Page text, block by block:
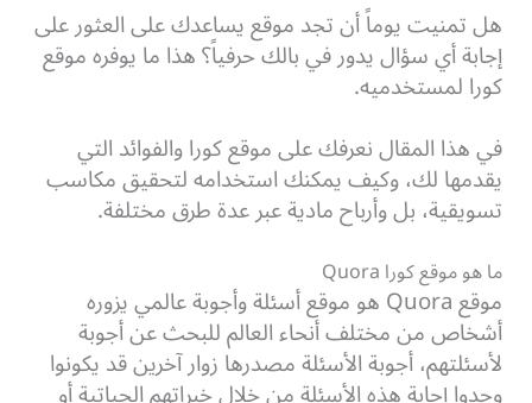
هل تمنيت يوماً أن تجد موقع يساعدك على العثور على
إجابة أي سؤال يدور في بالك حرفياً؟ هذا ما يوفره موقع
كورا لمستخدميه.
في هذا المقال نعرفك على موقع كورا والفوائد التي
يقدمها لك، وكيف يمكنك استخدامه لتحقيق مكاسب
تسويقية، بل وأرباح مادية عبر عدة طرق مختلفة.
ما هو موقع كورا Quora
موقع Quora هو موقع أسئلة وأجوبة عالمي يزوره
أشخاص من مختلف أنحاء العالم للبحث عن أجوبة
لأسئلتهم، أجوبة الأسئلة مصدرها زوار آخرين قد يكونوا